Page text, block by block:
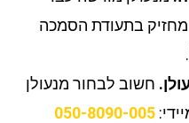
בתעודת הסמכה
חשוב לבחור מנעולן
050-8090-005